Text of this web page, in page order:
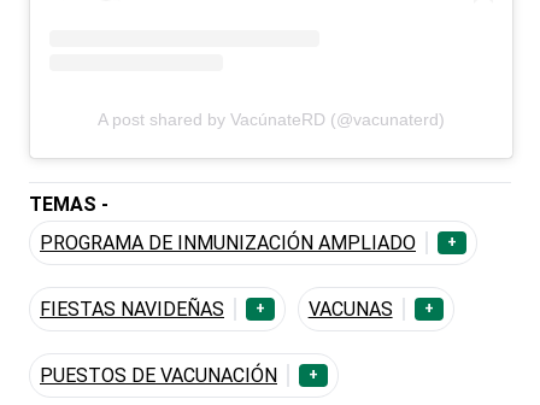
A post shared by VacúnateRD (@vacunaterd)
TEMAS -
PROGRAMA DE INMUNIZACIÓN AMPLIADO
+
FIESTAS NAVIDEÑAS + VACUNAS +
PUESTOS DE VACUNACIÓN +